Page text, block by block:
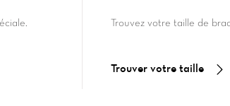
Trouvez votre taille de
Trouver votre taille